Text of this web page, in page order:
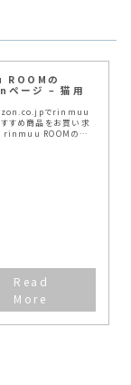
の
ージ – 猫用
でrinmuu
すめ商品をお買い求
rinmuu ROOMのお